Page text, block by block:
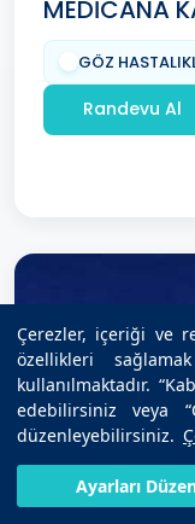
Çerezler, içeriği ve
özellikleri
kullanılmaktadır.
edebilirsiniz veya
düzenleyebilirsiniz.
Ayarları
MEDİCANA
GÖZ
Randevu Al
HIZLI RANDEVU AL